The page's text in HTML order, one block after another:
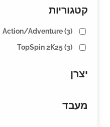
קטגוריות
Action/Adventure(3)
TopSpin 2K25(3)
יצרן
מעבד